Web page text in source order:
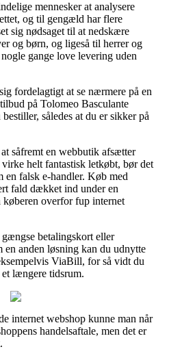
mennesker at analysere
og til gengæld har flere
sig nødsaget til at nedskære
og børn, og ligeså til herrer og
gange love levering uden
fordelagtigt at se nærmere på en
på Tolomeo Basculante
således at du er sikker på
såfremt en webbutik afsætter
helt fantastisk letkøbt, bør det
en falsk e-handler. Køb med
fald dækket ind under en
køberen overfor fup internet
betalingskort eller
en anden løsning kan du udnytte
ViaBill, for så vidt du
længere tidsrum.
internet webshop kunne man når
handelsaftale, men det er